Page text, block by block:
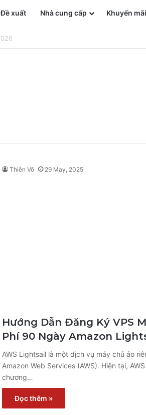
Đề xuất Nhà cung cấp Khuyến mãi
Thiên Võ 29 May, 2025
Hướng Dẫn Đăng Ký VPS
Phí 90 Ngày Amazon
AWS Lightsail là một dịch vụ máy chủ ảo
Amazon Web Services (AWS). Hiện tại,
chương…
Đọc thêm »